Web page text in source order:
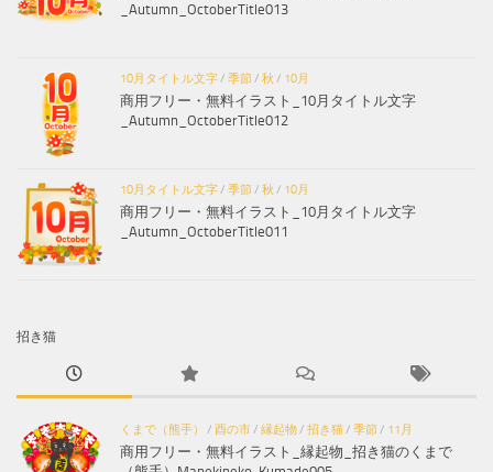
_Autumn_OctoberTitle013
10月タイトル文字/ 季節/ 秋 / 10月
商用フリー・無料イラスト_10月タイトル文字
_Autumn_OctoberTitle012
10月タイトル文字/ 季節/ 秋 / 10月
商用フリー・無料イラスト_10月タイトル文字
_Autumn_OctoberTitle011
招き猫
くまで（熊手） / 酉の市/ 縁起物/ 招き猫/ 季節/ 11月
商用フリー・無料イラスト_縁起物_招き猫のくまで